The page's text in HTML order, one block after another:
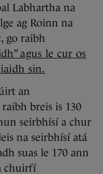
Labhartha na
ag Roinn na
go raibh
agus le cur os
sin.
an
breis is 130
seirbhísí a chur
na seirbhísí atá
suas le 170 ann
chuirfí